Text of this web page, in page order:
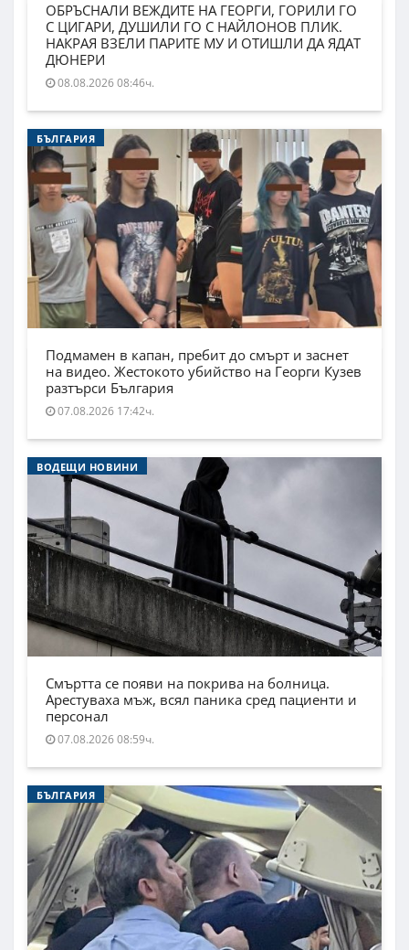
ОБРЪСНАЛИ ВЕЖДИТЕ НА ГЕОРГИ, ГОРИЛИ ГО
С ЦИГАРИ, ДУШИЛИ ГО С НАЙЛОНОВ ПЛИК.
НАКРАЯ ВЗЕЛИ ПАРИТЕ МУ И ОТИШЛИ ДА ЯДАТ
ДЮНЕРИ
08.08.2026 08:46ч.
БЪЛГАРИЯ
Подмамен в капан, пребит до смърт и заснет
на видео. Жестокото убийство на Георги Кузев
разтърси България
07.08.2026 17:42ч.
ВОДЕЩИ НОВИНИ
Смъртта се появи на покрива на болница.
Арестуваха мъж, всял паника сред пациенти и
персонал
07.08.2026 08:59ч.
БЪЛГАРИЯ